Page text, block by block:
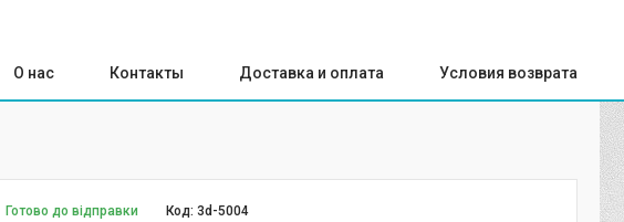
О нас Контакты Доставка и оплата Условия возврата
Готово до відправки Код:3d-5004